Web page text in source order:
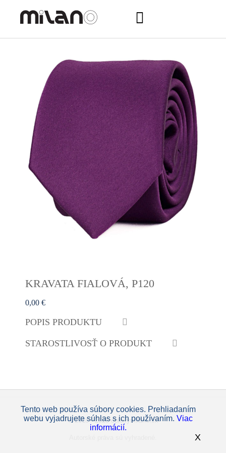
KRAVATA FIALOVÁ, P120
0,00 €
POPIS PRODUKTU
STAROSTLIVOSŤ O PRODUKT
© 2018 - 2026 oblekymilano.sk
Tento web používa súbory cookies. Prehliadaním
webu vyjadrujete súhlas s ich používaním. Viac
informácií.
X